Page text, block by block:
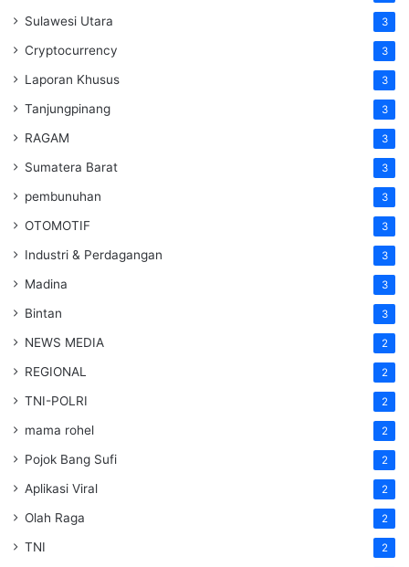
Sulawesi Utara 3
Cryptocurrency 3
Laporan Khusus 3
Tanjungpinang 3
RAGAM 3
Sumatera Barat 3
pembunuhan 3
OTOMOTIF 3
Industri & Perdagangan 3
Madina 3
Bintan 3
NEWS MEDIA 2
REGIONAL 2
TNI-POLRI 2
mama rohel 2
Pojok Bang Sufi 2
Aplikasi Viral 2
Olah Raga 2
TNI 2